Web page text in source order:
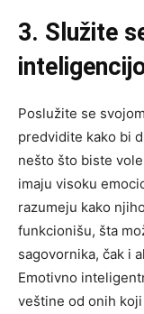
3. Služite
Poslužite se svojom
predvidite kako bi
nešto što biste
imaju visoku
razumeju kako
funkcionišu, šta
sagovornika, čak i
Emotivno
veštine od onih